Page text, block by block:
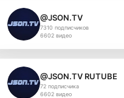
@JSON.TV
7310 подписчиков
6602 видео
@JSON.TV RUTUBE
72 подписчика
6602 видео